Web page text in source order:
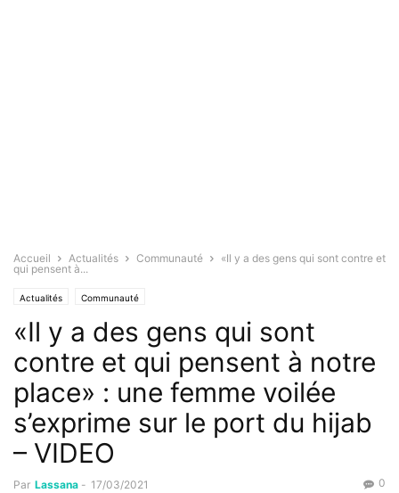
Accueil Actualités Communauté
«Il y a des gens qui sont contre et
qui pensent à...
Actualités Communauté
«Il y a des gens qui sont
contre et qui pensent à notre
place» : une femme voilée
s’exprime sur le port du hijab
– VIDEO
Par Lassana - 17/03/2021 0